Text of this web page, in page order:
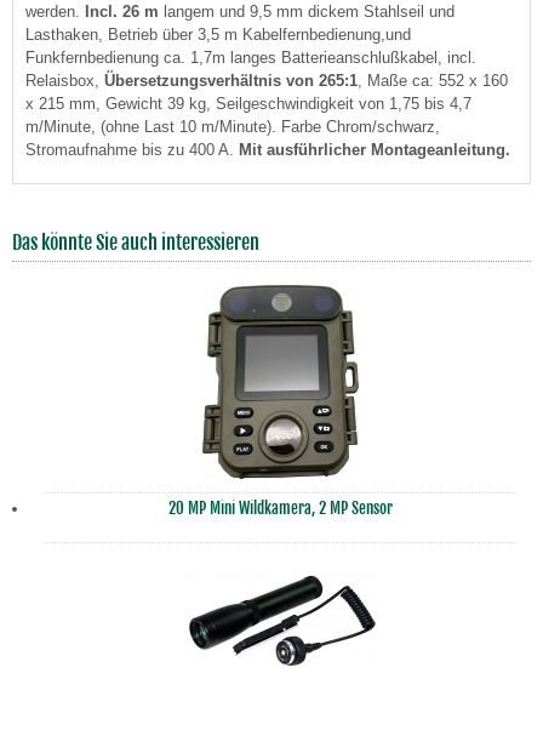
werden. Incl. 26 m langem und 9,5 mm dickem Stahlseil und
Lasthaken, Betrieb über 3,5 m Kabelfernbedienung,und
Funkfernbedienung ca. 1,7m langes Batterieanschlußkabel, incl.
Relaisbox, Übersetzungsverhältnis von 265:1 , Maße ca: 552 x 160
x 215 mm, Gewicht 39 kg, Seilgeschwindigkeit von 1,75 bis 4,7
m/Minute, (ohne Last 10 m/Minute). Farbe Chrom/schwarz,
Stromaufnahme bis zu 400 A. Mit ausführlicher Montageanleitung.
Das könnte Sie auch interessieren
20 MP Mini Wildkamera, 2 MP Sensor